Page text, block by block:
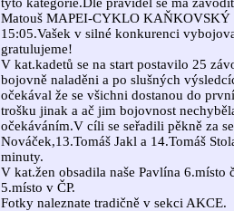
Matouš MAPEI-CYKLO KAŇKOVSKÝ
15:05.Vašek v silné konkurenci
gratulujeme!
V kat.kadetů se na start postavilo 25
bojovně naladěni a po slušných
očekával že se všichni dostanou do
trošku jinak a ač jim bojovnost
očekáváním.V cíli se seřadili pěkně za
Nováček,13.Tomáš Jakl a 14.Tomáš
minuty.
V kat.žen obsadila naše Pavlína
5.místo v ČP.
Fotky naleznate tradičně v sekci AKCE.